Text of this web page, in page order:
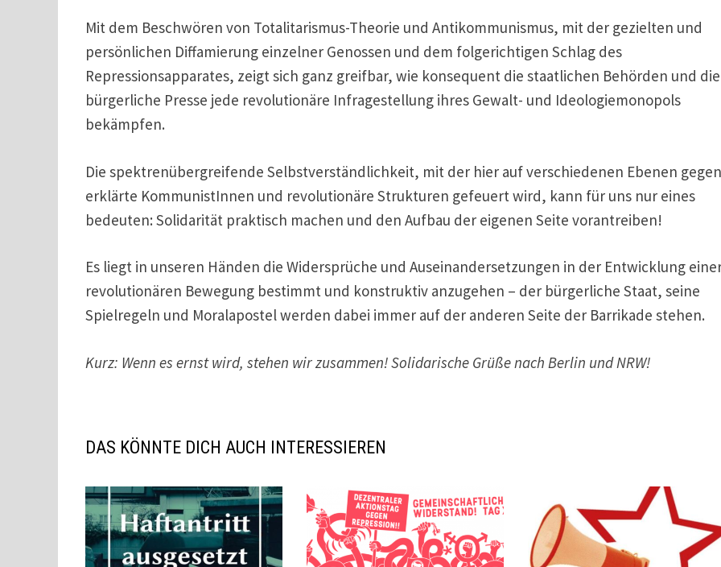
Mit dem Beschwören von Totalitarismus-Theorie und Antikommunismus, mit der gezielten und
persönlichen Diffamierung einzelner Genossen und dem folgerichtigen Schlag des
Repressionsapparates, zeigt sich ganz greifbar, wie konsequent die staatlichen Behörden und die
bürgerliche Presse jede revolutionäre Infragestellung ihres Gewalt- und Ideologiemonopols
bekämpfen.
Die spektrenübergreifende Selbstverständlichkeit, mit der hier auf verschiedenen Ebenen
erklärte KommunistInnen und revolutionäre Strukturen gefeuert wird, kann für uns nur eines
bedeuten: Solidarität praktisch machen und den Aufbau der eigenen Seite vorantreiben!
Es liegt in unseren Händen die Widersprüche und Auseinandersetzungen in der Entwicklung
revolutionären Bewegung bestimmt und konstruktiv anzugehen – der bürgerliche Staat, seine
Spielregeln und Moralapostel werden dabei immer auf der anderen Seite der Barrikade stehen.
Kurz: Wenn es ernst wird, stehen wir zusammen! Solidarische Grüße nach Berlin und NRW!
DAS KÖNNTE DICH AUCH INTERESSIEREN